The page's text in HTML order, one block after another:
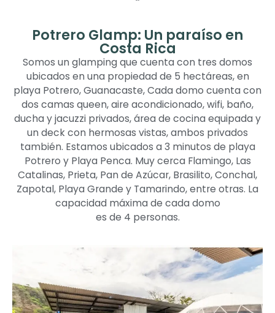
Potrero Glamp: Un paraíso en
Costa Rica
Somos un glamping que cuenta con tres domos
ubicados en una propiedad de 5 hectáreas, en
playa Potrero, Guanacaste, Cada domo cuenta con
dos camas queen, aire acondicionado, wifi, baño,
ducha y jacuzzi privados, área de cocina equipada y
un deck con hermosas vistas, ambos privados
también. Estamos ubicados a 3 minutos de playa
Potrero y Playa Penca. Muy cerca Flamingo, Las
Catalinas, Prieta, Pan de Azúcar, Brasilito, Conchal,
Zapotal, Playa Grande y Tamarindo, entre otras. La
capacidad máxima de cada domo
es de 4 personas.